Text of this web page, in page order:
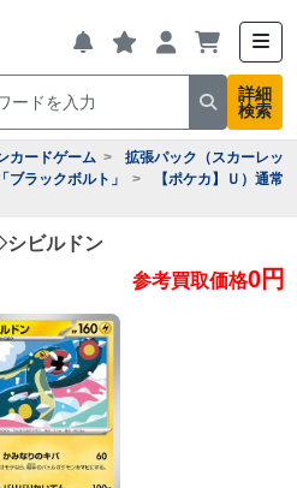
詳細
検索
カードゲーム
拡張パック（スカーレッ
ブラックボルト」
【ポケカ】Ｕ）通常
シビルドン
参考買取価格0円